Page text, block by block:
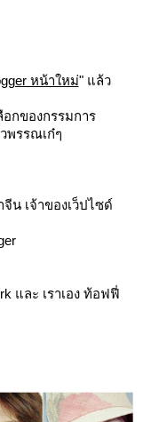
หน้าใหม่" แล้ว
กของกรรมการ
พรรณเก๋ๆ
น เจ้าของเว็ปไซด์
และ เราเอง ท้อฟฟี่